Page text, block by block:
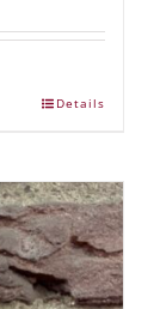
Details